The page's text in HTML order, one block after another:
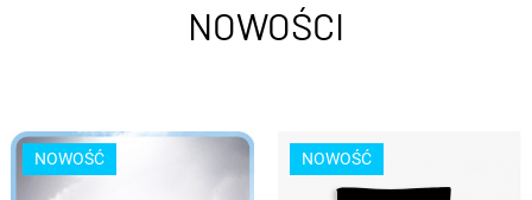
NOWOŚCI
NOWOŚĆ NOWOŚĆ